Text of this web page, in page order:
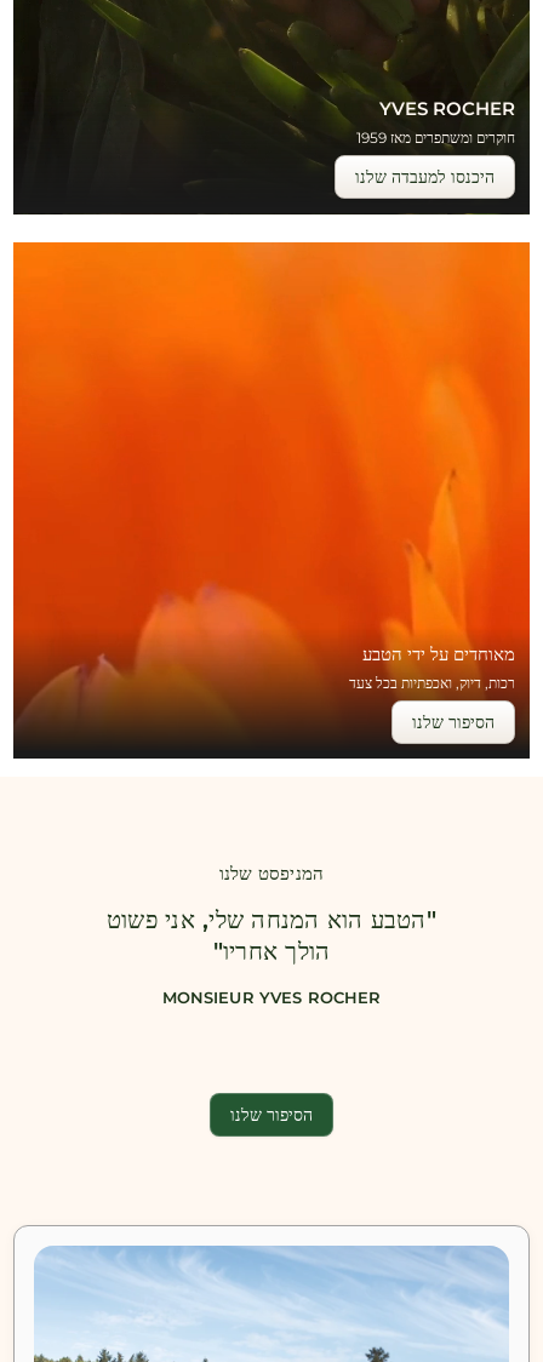
YVES ROCHER
חוקרים ומשתפרים מאז 1959
היכנסו למעבדה שלנו
מאוחדים על ידי הטבע
רכות, דיוק, ואכפתיות בכל צעד
הסיפור שלנו
המניפסט שלנו
"הטבע הוא המנחה שלי, אני פשוט
הולך אחריו"
MONSIEUR YVES ROCHER
הסיפור שלנו